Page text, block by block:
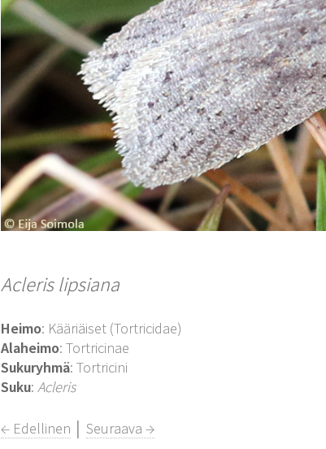
Acleris lipsiana
Heimo: Kääriäiset (Tortricidae)
Alaheimo: Tortricinae
Sukuryhmä: Tortricini
Suku:Acleris
← Edellinen │Seuraava →